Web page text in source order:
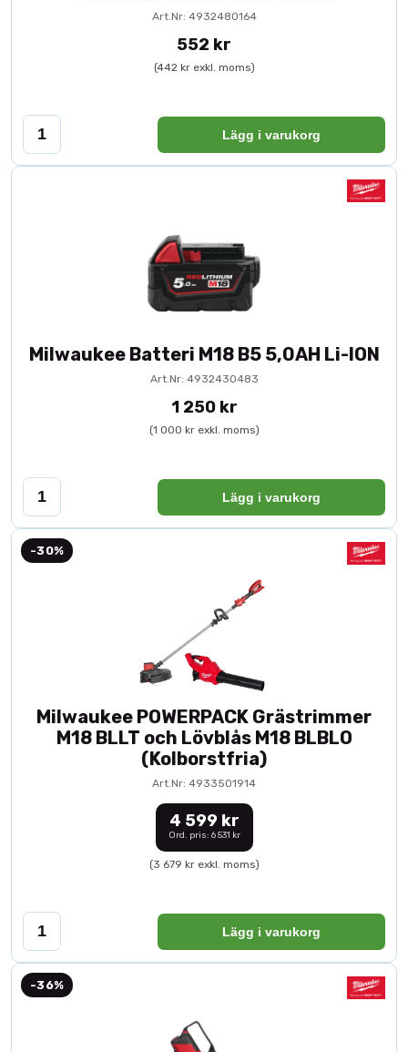
Art.Nr: 4932480164
552 kr
(442 kr exkl. moms)
Lägg i varukorg
Milwaukee Batteri M18 B5 5,0AH Li-ION
Art.Nr: 4932430483
1 250 kr
(1 000 kr exkl. moms)
Lägg i varukorg
-30%
Milwaukee POWERPACK Grästrimmer
M18 BLLT och Lövblås M18 BLBLO
(Kolborstfria)
Art.Nr: 4933501914
4 599 kr
Ord. pris: 6 531 kr
(3 679 kr exkl. moms)
Lägg i varukorg
-36%